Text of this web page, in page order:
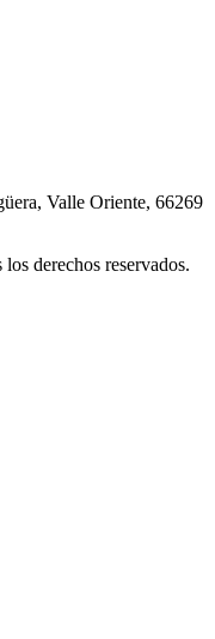
Valle Oriente, 66269
derechos reservados.